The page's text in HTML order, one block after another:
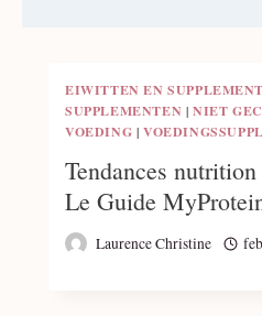
EIWITTEN EN
SUPPLEMENTEN | NIET
VOEDING |
Tendances
Le Guide
Laurence Christine